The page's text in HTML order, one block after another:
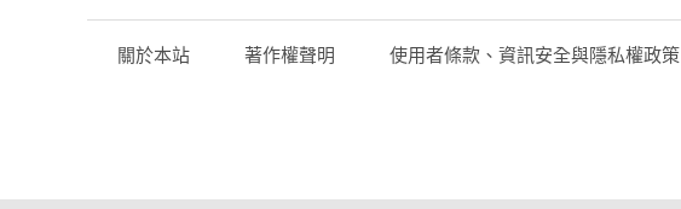
關於本站 著作權聲明 使用者條款、資訊安全與隱私權政策